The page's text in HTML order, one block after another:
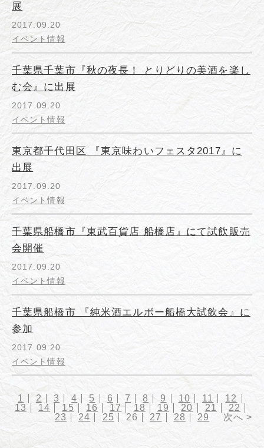
展
2017.09.20
イベント情報
千葉県千葉市『秋の夜長！ とりどりの美酒を楽し
む会』に出展
2017.09.20
イベント情報
東京都千代田区 『東京味わいフェスタ2017』に
出展
2017.09.20
イベント情報
千葉県船橋市『東武百貨店 船橋店』にて試飲販売
会開催
2017.09.20
イベント情報
千葉県船橋市 『純米酒エルボー船橋大試飲会』に
参加
2017.09.20
イベント情報
1 2 3 4 5 6 7 8 9 10 11
12
13
14 15 16 17 18 19 20 21
22
23
24 25 26 27 28 29 次へ >